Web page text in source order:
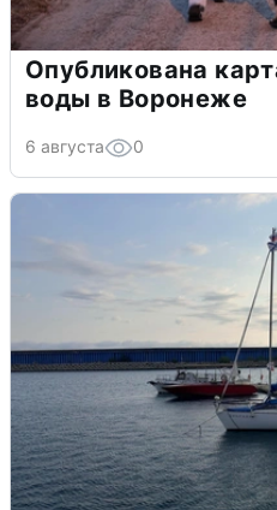
Опубликована
воды в Воронеже
6 августа 0